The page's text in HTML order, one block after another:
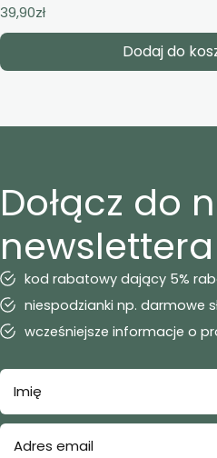
39,90zł
Dodaj do
Dołącz do
kod rabatowy dający 5%
niespodzianki np. darmowe
wcześniejsze informacje o